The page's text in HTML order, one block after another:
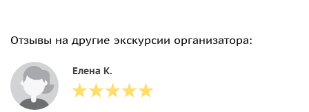
Отзывы на другие экскурсии организатора:
Елена К.